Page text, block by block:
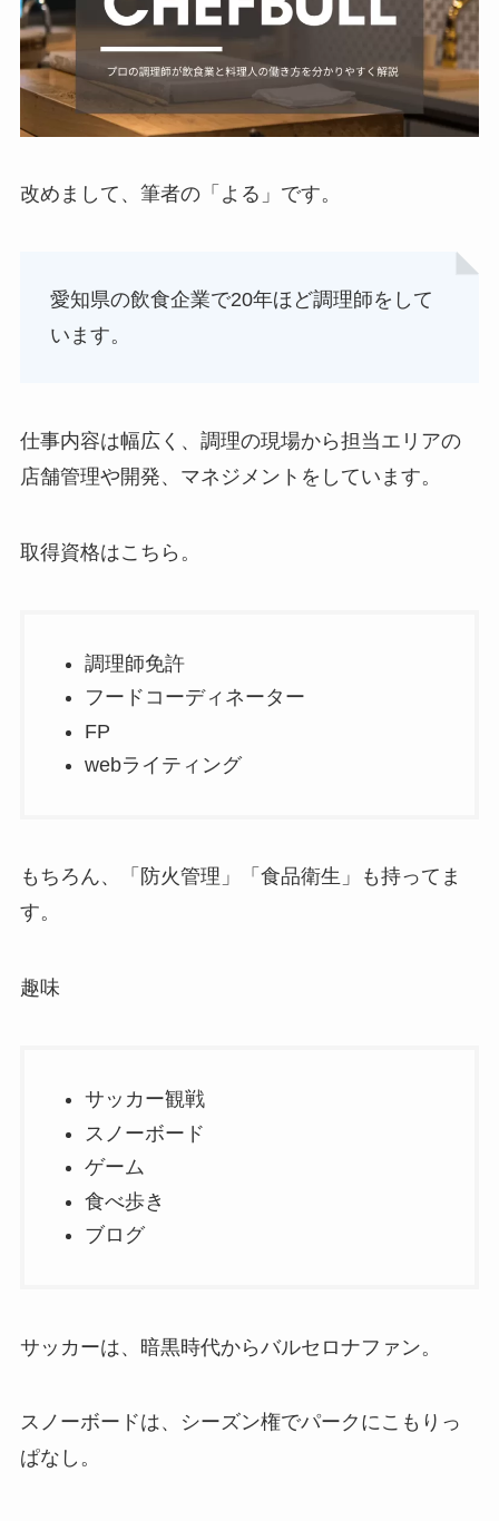
改めまして、筆者の「よる」です。
愛知県の飲食企業で20年ほど調理師をして
います。
仕事内容は幅広く、調理の現場から担当エリアの
店舗管理や開発、マネジメントをしています。
取得資格はこちら。
調理師免許
フードコーディネーター
FP
webライティング
もちろん、「防火管理」「食品衛生」も持ってま
す。
趣味
サッカー観戦
スノーボード
ゲーム
食べ歩き
ブログ
サッカーは、暗黒時代からバルセロナファン。
スノーボードは、シーズン権でパークにこもりっ
ぱなし。